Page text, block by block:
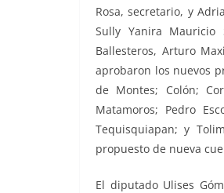
Rosa, secretario, y
Sully Yanira Mauricio
Ballesteros, Arturo
aprobaron los nuevos
de Montes; Colón;
Matamoros; Pedro
Tequisquiapan; y
propuesto de nueva
El diputado Ulises